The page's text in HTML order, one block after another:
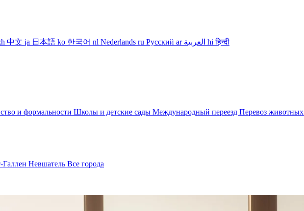
中文 ja 日本語 ko 한국어 nl Nederlands ru Русский ar العربية hi हिन्दी
и формальности Школы и детские сады Международный переезд Перевоз животных
Галлен Невшатель Все города